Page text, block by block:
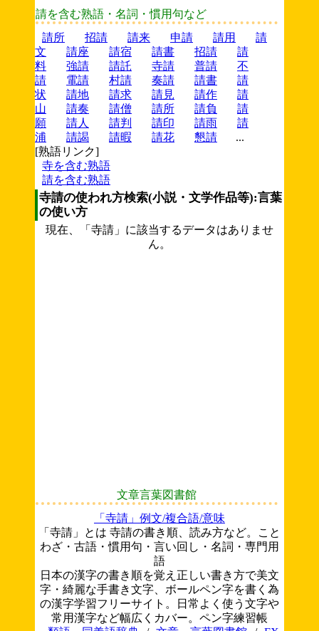
請を含む熟語・名詞・慣用句など
請所
招請 請来 申請 請用
請
文
請座 請宿 請書 招請
請
料
強請 請託 寺請 普請
不
請
電請 村請 奏請 請書
請
状
請地 請求 請見 請作
請
山
請奏 請僧 請所 請負
請
願
請人 請判 請印 請雨
請
浦
請謁 請暇 請花 懇請
...
[熟語リンク]
寺を含む熟語
請を含む熟語
寺請の使われ方検索(小説・文学作品等):言葉
の使い方
現在、「寺請」に該当するデータはありませ
ん。
文章言葉図書館
「寺請」例文/複合語/意味
「寺請」とは 寺請の書き順、読み方など。こと
わざ・古語・慣用句・言い回し・名詞・専門用
語
日本の漢字の書き順を覚え正しい書き方で美文
字・綺麗な手書き文字、ボールペン字を書く為
の漢字学習フリーサイト。日常よく使う文字や
常用漢字など幅広くカバー。ペン字練習帳